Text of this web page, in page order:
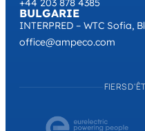
+44 203 878 4385
BULGARIE
INTERPRED – WTC Sofia,
office@ampeco.com
FIERS